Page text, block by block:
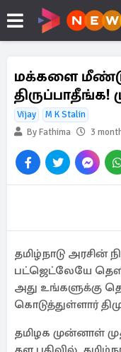
மக்களை
திருப்பாதீங்க!
Vijay
M K Stalin
By Fathima
3
தமிழ்நாடு அரசின்
பட்ஜெட்லேயே
அது உங்களுக்கு
கொடுத்துள்ளார்
தமிழக முன்னாள்